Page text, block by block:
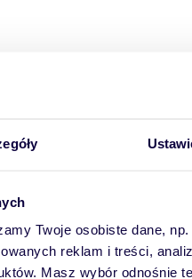
Twoje osobiste dane,
reklam i treści,
Masz wybór odnośnie
w nim symbolem